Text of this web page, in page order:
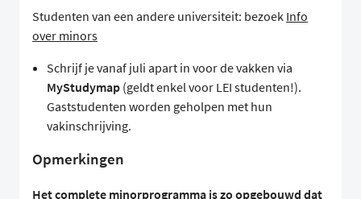
Studenten van een andere universiteit: bezoek Info
over minors
Schrijf je vanaf juli apart in voor de vakken via
MyStudymap(geldt enkel voor LEI studenten!).
Gaststudenten worden geholpen met hun
vakinschrijving.
Opmerkingen
Het complete minorprogramma is zo opgebouwd dat